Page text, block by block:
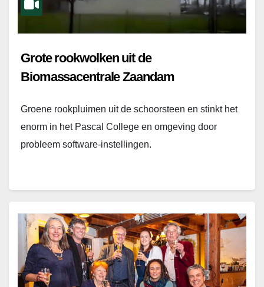
Grote rookwolken uit de
Biomassacentrale Zaandam
Groene rookpluimen uit de schoorsteen en stinkt het
enorm in het Pascal College en omgeving door
probleem software-instellingen.